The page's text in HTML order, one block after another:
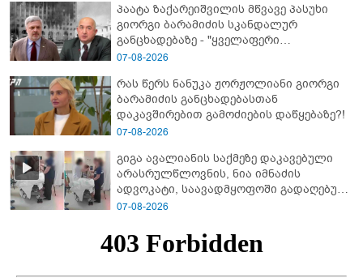
პაატა ზაქარეიშვილის მწვავე პასუხი
გიორგი ბარამიძის სკანდალურ
განცხადებაზე - "ყველაფერი
დეტალურად ვიცი... კამანში მოკლული
ბარამიძე კი ტყუის"
07-08-2026
რას წერს ნანუკა ჟორჟოლიანი გიორგი
ბარამიძის განცხადებასთან
დაკავშირებით გამოძიების დაწყებაზე?!
07-08-2026
გიგა ავალიანის საქმეზე დაკავებული
არასრულწლოვნის, ნია იმნაძის
ადვოკატი, საავადმყოფოში გადაღებულ
კადრებს ავრცელებს
07-08-2026